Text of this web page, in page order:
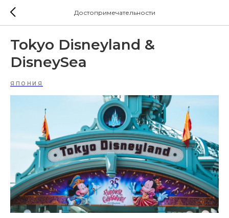
Достопримечательности
Tokyo Disneyland &
DisneySea
ЯПОНИЯ